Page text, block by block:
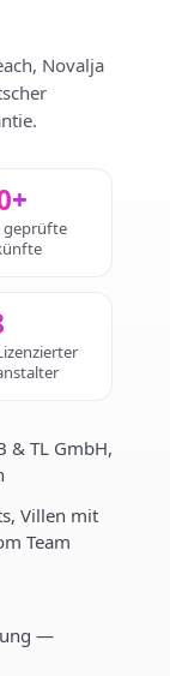
Novalja
geprüfte
& TL GmbH,
Villen mit
Team
—